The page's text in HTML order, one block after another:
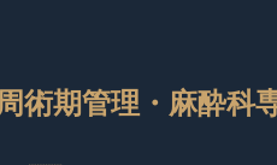
術期管理・麻酔科